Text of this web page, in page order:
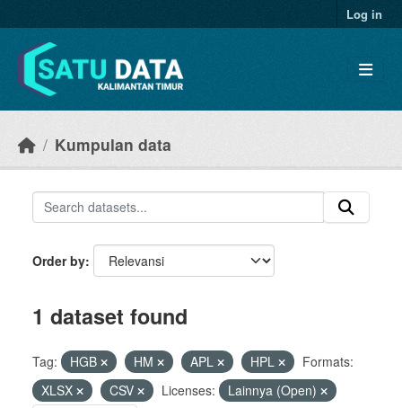
Log in
Kumpulan data
Order by
1 dataset found
Tag: HGB HM APL HPL
Formats:
XLSX
CSV Licenses:
Lainnya (Open)